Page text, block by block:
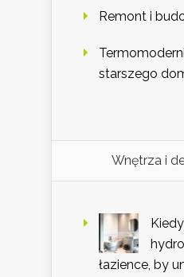
Remont i
starszego
Wnętrza i
łazience, by